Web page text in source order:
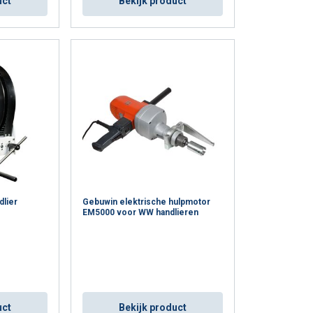
Handlieren
verplichte periodieke keuring conform de Arbo-
minimale keuringstermijnen en inspectietermijnen
Mennens is een EKH-gecertificeerd
Gebuwin elektrische hulpmotor
EM5000 voor WW handlieren
Bekijk product
verzameld door
ACCEPTEREN